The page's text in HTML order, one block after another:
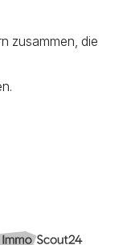
zusammen, die